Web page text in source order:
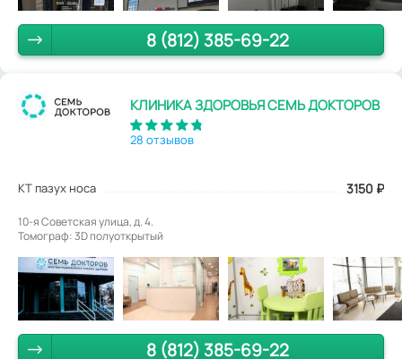
8 (812) 385-69-22
КЛИНИКА ЗДОРОВЬЯ СЕМЬ ДОКТОРОВ
28 отзывов
КТ пазух носа 3150 ₽
10-я Советская улица, д. 4.
Томограф: 3D полуоткрытый
8 (812) 385-69-22